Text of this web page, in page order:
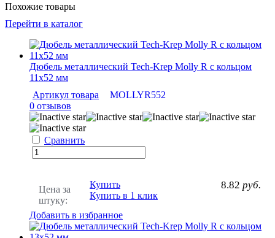
Похожие товары
Перейти в каталог
Дюбель металлический Tech-Krep Molly R с кольцом
11х52 мм
Артикул товара
MOLLYR552
0 отзывов
Сравнить
Цена за
штуку:
8.82 руб.
Купить
Купить в 1 клик
Добавить в избранное